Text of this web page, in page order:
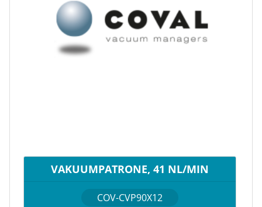
VAKUUMPATRONE, 41 NL/MIN
COV-CVP90X12